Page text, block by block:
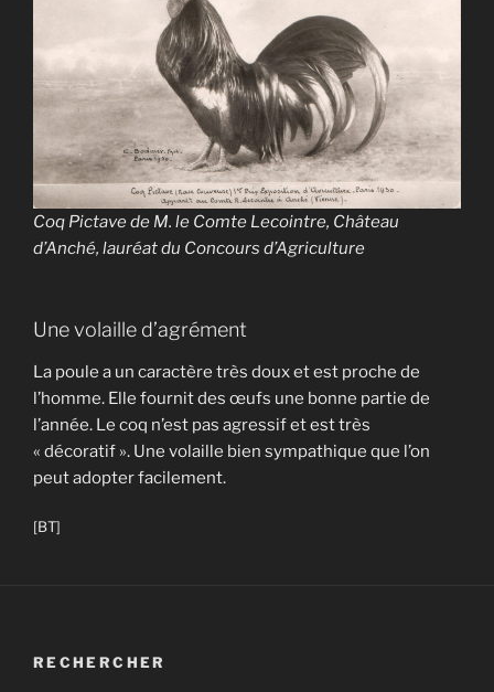
Coq Pictave de M. le Comte Lecointre, Château
d’Anché, lauréat du Concours d’Agriculture
Une volaille d’agrément
La poule a un caractère très doux et est proche de
l’homme. Elle fournit des œufs une bonne partie de
l’année. Le coq n’est pas agressif et est très
« décoratif ». Une volaille bien sympathique que l’on
peut adopter facilement.
[BT]
RECHERCHER